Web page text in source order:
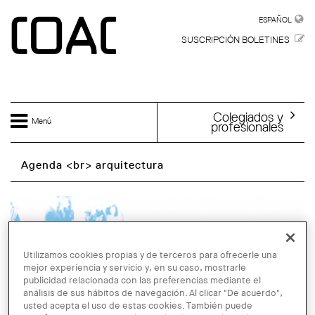
ESPAÑOL
SUSCRIPCIÓN BOLETINES
Menú Colegiados y
profesionales
Agenda <br> arquitectura
Utilizamos cookies propias y de terceros para ofrecerle una
mejor experiencia y servicio y, en su caso, mostrarle
publicidad relacionada con las preferencias mediante el
análisis de sus hábitos de navegación. Al clicar "De acuerdo",
usted acepta el uso de estas cookies. También puede